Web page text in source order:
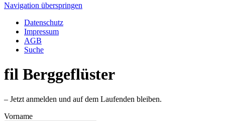
Navigation überspringen
Datenschutz
Impressum
AGB
Suche
fil Berggeflüster
– Jetzt anmelden und auf dem Laufenden bleiben.
Vorname